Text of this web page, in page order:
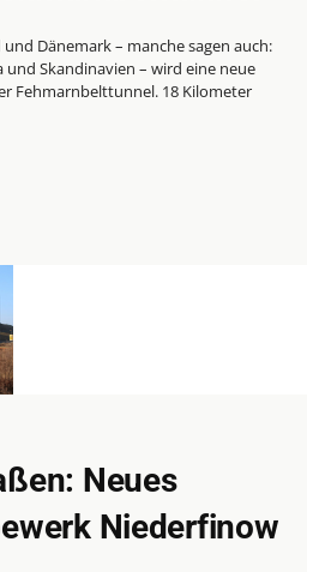
Dänemark – manche sagen auch:
Skandinavien – wird eine neue
Fehmarnbelttunnel. 18 Kilometer
Neues
Niederfinow